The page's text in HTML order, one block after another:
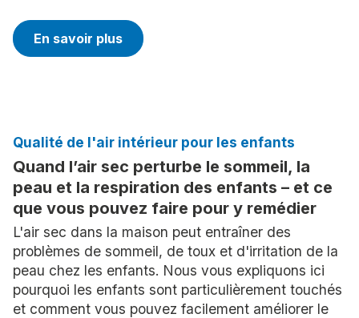
En savoir plus
Qualité de l'air intérieur pour les enfants
Quand l’air sec perturbe le sommeil, la
peau et la respiration des enfants – et ce
que vous pouvez faire pour y remédier
L'air sec dans la maison peut entraîner des
problèmes de sommeil, de toux et d'irritation de la
peau chez les enfants. Nous vous expliquons ici
pourquoi les enfants sont particulièrement touchés
et comment vous pouvez facilement améliorer le